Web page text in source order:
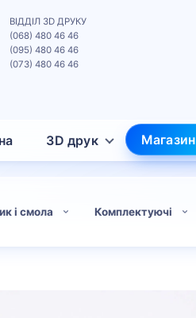
3D друк Магазин
ВІДДІЛ 3D ДРУКУ
(068) 480 46 46
(095) 480 46 46
(073) 480 46 46
і смола Комплектуючі